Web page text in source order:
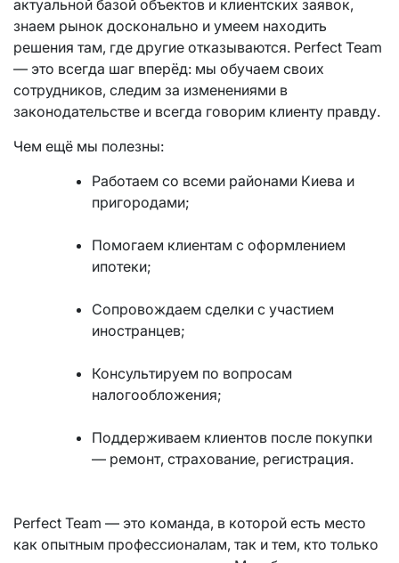
актуальной базой объектов и клиентских заявок,
знаем рынок досконально и умеем находить
решения там, где другие отказываются. Perfect Team
— это всегда шаг вперёд: мы обучаем своих
сотрудников, следим за изменениями в
законодательстве и всегда говорим клиенту правду.
Чем ещё мы полезны:
Работаем со всеми районами Киева и
пригородами;
Помогаем клиентам с оформлением
ипотеки;
Сопровождаем сделки с участием
иностранцев;
Консультируем по вопросам
налогообложения;
Поддерживаем клиентов после покупки
— ремонт, страхование, регистрация.
Perfect Team — это команда, в которой есть место
как опытным профессионалам, так и тем, кто только